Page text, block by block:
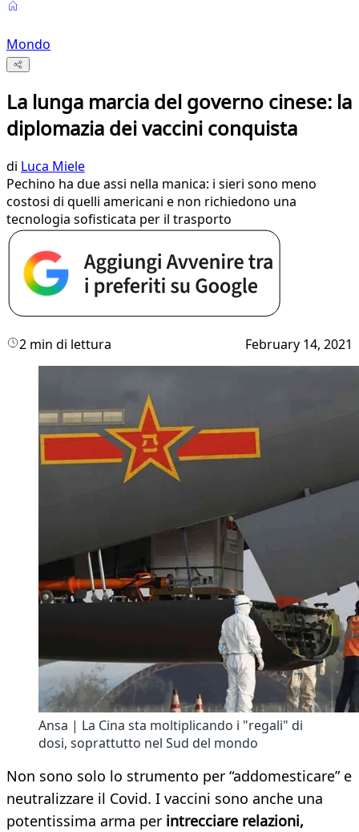
Mondo
La lunga marcia del governo cinese: la
diplomazia dei vaccini conquista
di Luca Miele
Pechino ha due assi nella manica: i sieri sono meno
costosi di quelli americani e non richiedono una
tecnologia sofisticata per il trasporto
2 min di lettura February 14, 2021
Ansa | La Cina sta moltiplicando i "regali" di
dosi, soprattutto nel Sud del mondo
Non sono solo lo strumento per “addomesticare” e
neutralizzare il Covid. I vaccini sono anche una
potentissima arma per intrecciare relazioni,